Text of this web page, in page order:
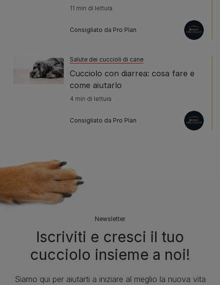
11 min di lettura
Consigliato da Pro Plan
Salute dei cuccioli di cane
Cucciolo con diarrea: cosa fare e
come aiutarlo
4 min di lettura
Consigliato da Pro Plan
Newsletter
Iscriviti e cresci il tuo
cucciolo insieme a noi!
Siamo qui per aiutarti a iniziare al meglio la nuova vita